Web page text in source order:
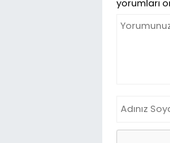
yorumları